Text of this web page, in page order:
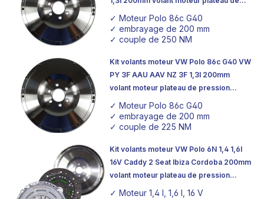
pression d'embrayage
✓ Moteur Polo 86c G40
✓ embrayage de 200 mm
✓ couple de 250 NM
Kit volants moteur VW Polo 86c G40 VW
PY 3F AAU AAV NZ 3F 1,3l 200mm
volant moteur plateau de pression
d'embrayage organique
✓ Moteur Polo 86c G40
✓ embrayage de 200 mm
✓ couple de 225 NM
Kit volants moteur VW Polo 6N 1,4 1,6l
16V Caddy 2 Seat Ibiza Cordoba 200mm
volant moteur plateau de pression
d'embrayage organique
✓ Moteur 1,4 l, 1,6 l, 16 V